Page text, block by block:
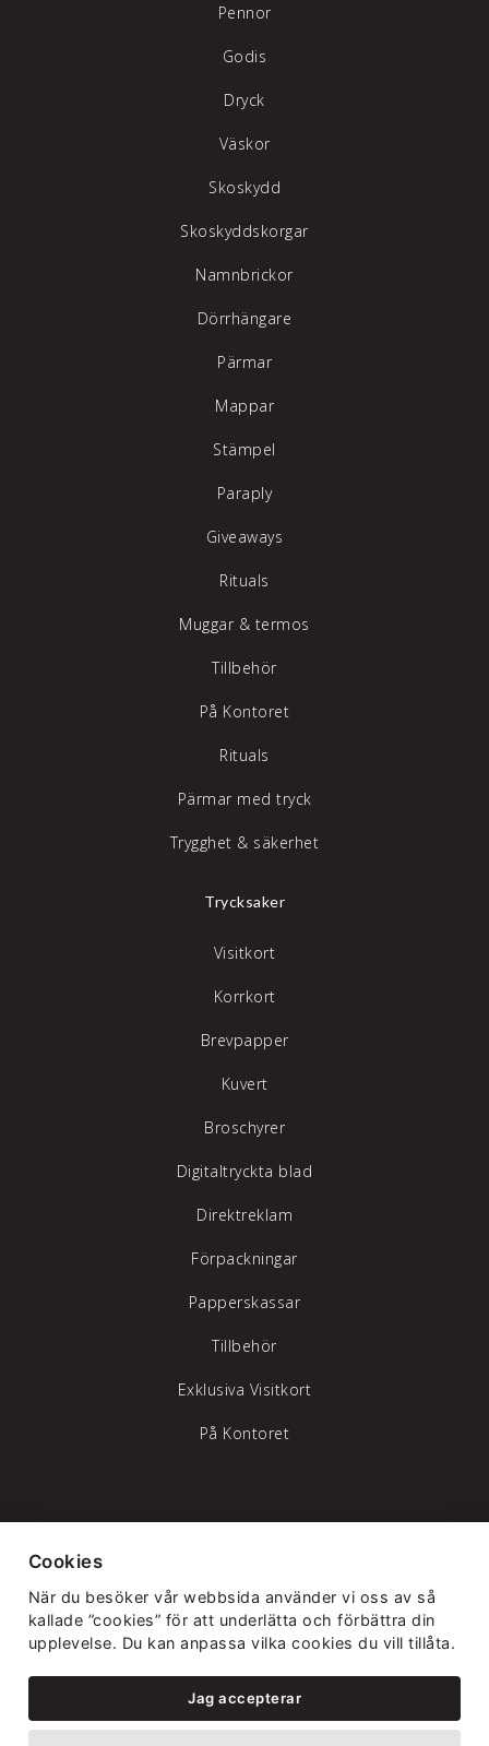
Pennor
Godis
Dryck
Väskor
Skoskydd
Skoskyddskorgar
Namnbrickor
Dörrhängare
Pärmar
Mappar
Stämpel
Paraply
Giveaways
Rituals
Muggar & termos
Tillbehör
På Kontoret
Rituals
Pärmar med tryck
Trygghet & säkerhet
Trycksaker
Visitkort
Korrkort
Brevpapper
Kuvert
Broschyrer
Digitaltryckta blad
Direktreklam
Förpackningar
Papperskassar
Tillbehör
Exklusiva Visitkort
På Kontoret
Gamledammvägen 11 302 41 Halmstad
Cookies
När du besöker vår webbsida använder vi oss av så
kallade ”cookies” för att underlätta och förbättra din
upplevelse. Du kan anpassa vilka cookies du vill tillåta.
Jag accepterar